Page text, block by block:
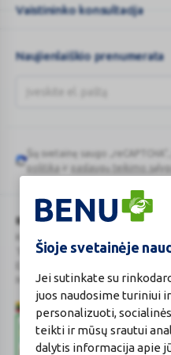
Šioje svetainėje
Jei sutinkate su
juos naudosime turiniui
personalizuoti,
teikti ir mūsų srautui
dalytis informacija apie
Vaistininko konsultacija
Naujienlaiškio prenumerata
Google
Šią svetainę saugo
politika
paslaugų teikimo
BENU Vaistinė Lietuva, UAB
Kauno r. sav., Karmėlavos sen.,
Tel. +370 37 225 522
Maisto tvarkymo subjektų registro